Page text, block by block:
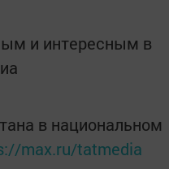
и интересным в
в национальном
max.ru/tatmedia